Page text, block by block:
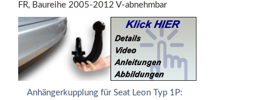
FR, Baureihe 2005-2012 V-abnehmbar
Anhängerkupplung für Seat Leon Typ 1P: